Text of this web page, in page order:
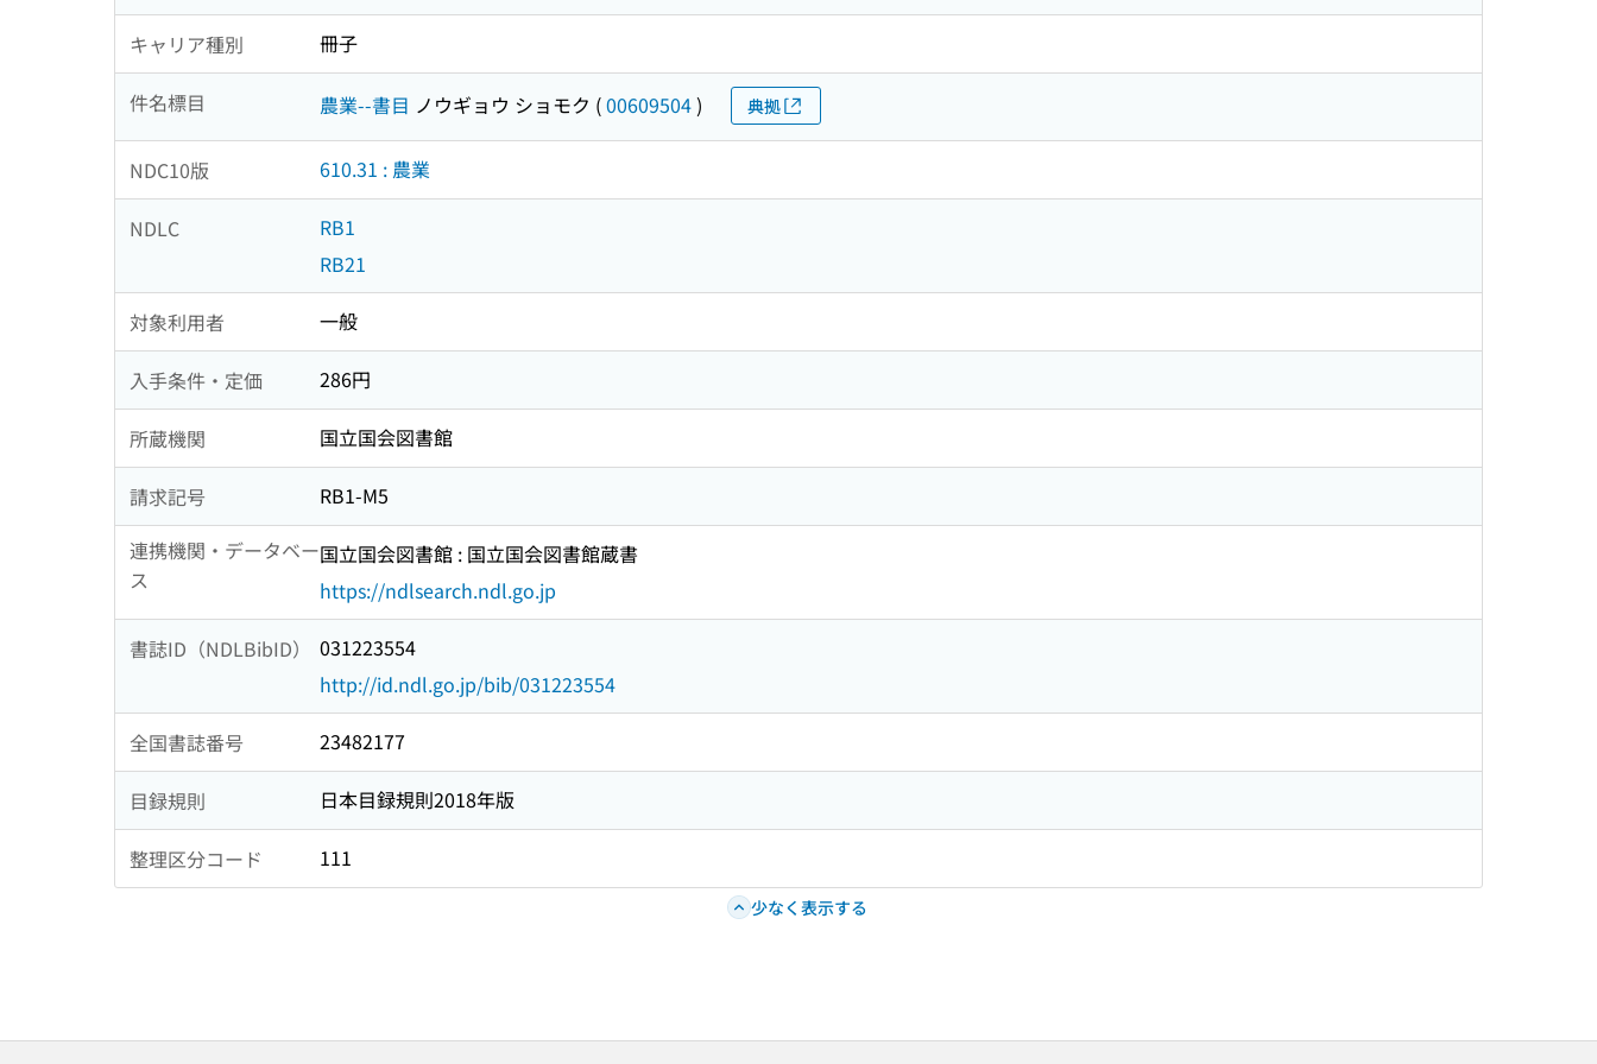
キャリア種別 冊子
件名標目 農業--書目 ノウギョウ ショモク (00609504) 典拠
NDC10版 610.31 : 農業
NDLC
RB1
RB21
対象利用者 一般
入手条件・定価 286円
所蔵機関 国立国会図書館
請求記号
RB1-M5
連携機関・データベー
ス
国立国会図書館 : 国立国会図書館蔵書
https://ndlsearch.ndl.go.jp
書誌ID（NDLBibID）
031223554
http://id.ndl.go.jp/bib/031223554
全国書誌番号 23482177
目録規則 日本目録規則2018年版
整理区分コード 111
少なく表示する